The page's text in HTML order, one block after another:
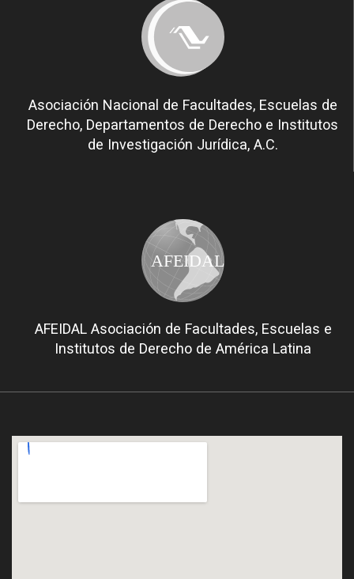
Asociación Nacional de Facultades, Escuelas de
Derecho, Departamentos de Derecho e Institutos
de Investigación Jurídica, A.C.
AFEIDAL
AFEIDAL Asociación de Facultades, Escuelas e
Institutos de Derecho de América Latina